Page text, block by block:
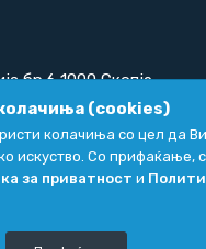
бр.6 1000 Скопје
(cookies)
колачиња со цел да
искуство. Со прифаќање,
за приватност и